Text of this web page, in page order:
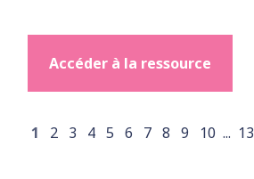
Accéder à la ressource
1 2 3 4 5 6 7 8 9 10 ... 13